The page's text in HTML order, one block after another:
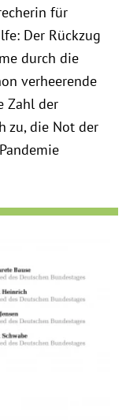
für
Der Rückzug
durch die
verheerende
Zahl der
zu, die Not der